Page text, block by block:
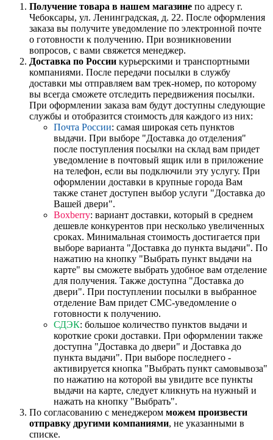
Получение товара в нашем магазине по адресу г.
Чебоксары, ул. Ленинградская, д. 22. После оформления
заказа вы получите уведомление по электронной почте
о готовности к получению. При возникновении
вопросов, с вами свяжется менеджер.
Доставка по России курьерскими и транспортными
компаниями. После передачи посылки в службу
доставки мы отправляем вам трек-номер, по которому
вы всегда сможете отследить передвижения посылки.
При оформлении заказа вам будут доступны следующие
службы и отобразится стоимость для каждого из них:
Почта России: самая широкая сеть пунктов
выдачи. При выборе "Доставка до отделения"
после поступления посылки на склад вам придет
уведомление в почтовый ящик или в приложение
на телефон, если вы подключили эту услугу. При
оформлении доставки в крупные города Вам
также станет доступен выбор услуги "Доставка до
Вашей двери".
Boxberry: вариант доставки, который в среднем
дешевле конкурентов при несколько увеличенных
сроках. Минимальная стоимость достигается при
выборе варианта "Доставка до пункта выдачи". По
нажатию на кнопку "Выбрать пункт выдачи на
карте" вы сможете выбрать удобное вам отделение
для получения. Также доступна "Доставка до
двери". При поступлении посылки в выбранное
отделение Вам придет СМС-уведомление о
готовности к получению.
СДЭК: большое количество пунктов выдачи и
короткие сроки доставки. При оформлении также
доступна "Доставка до двери" и Доставка до
пункта выдачи". При выборе последнего -
активируется кнопка "Выбрать пункт самовывоза"
по нажатию на которой вы увидите все пункты
выдачи на карте, следует кликнуть на нужный и
нажать на кнопку "Выбрать".
По согласованию с менеджером можем произвести
отправку другими компаниями, не указанными в
списке.